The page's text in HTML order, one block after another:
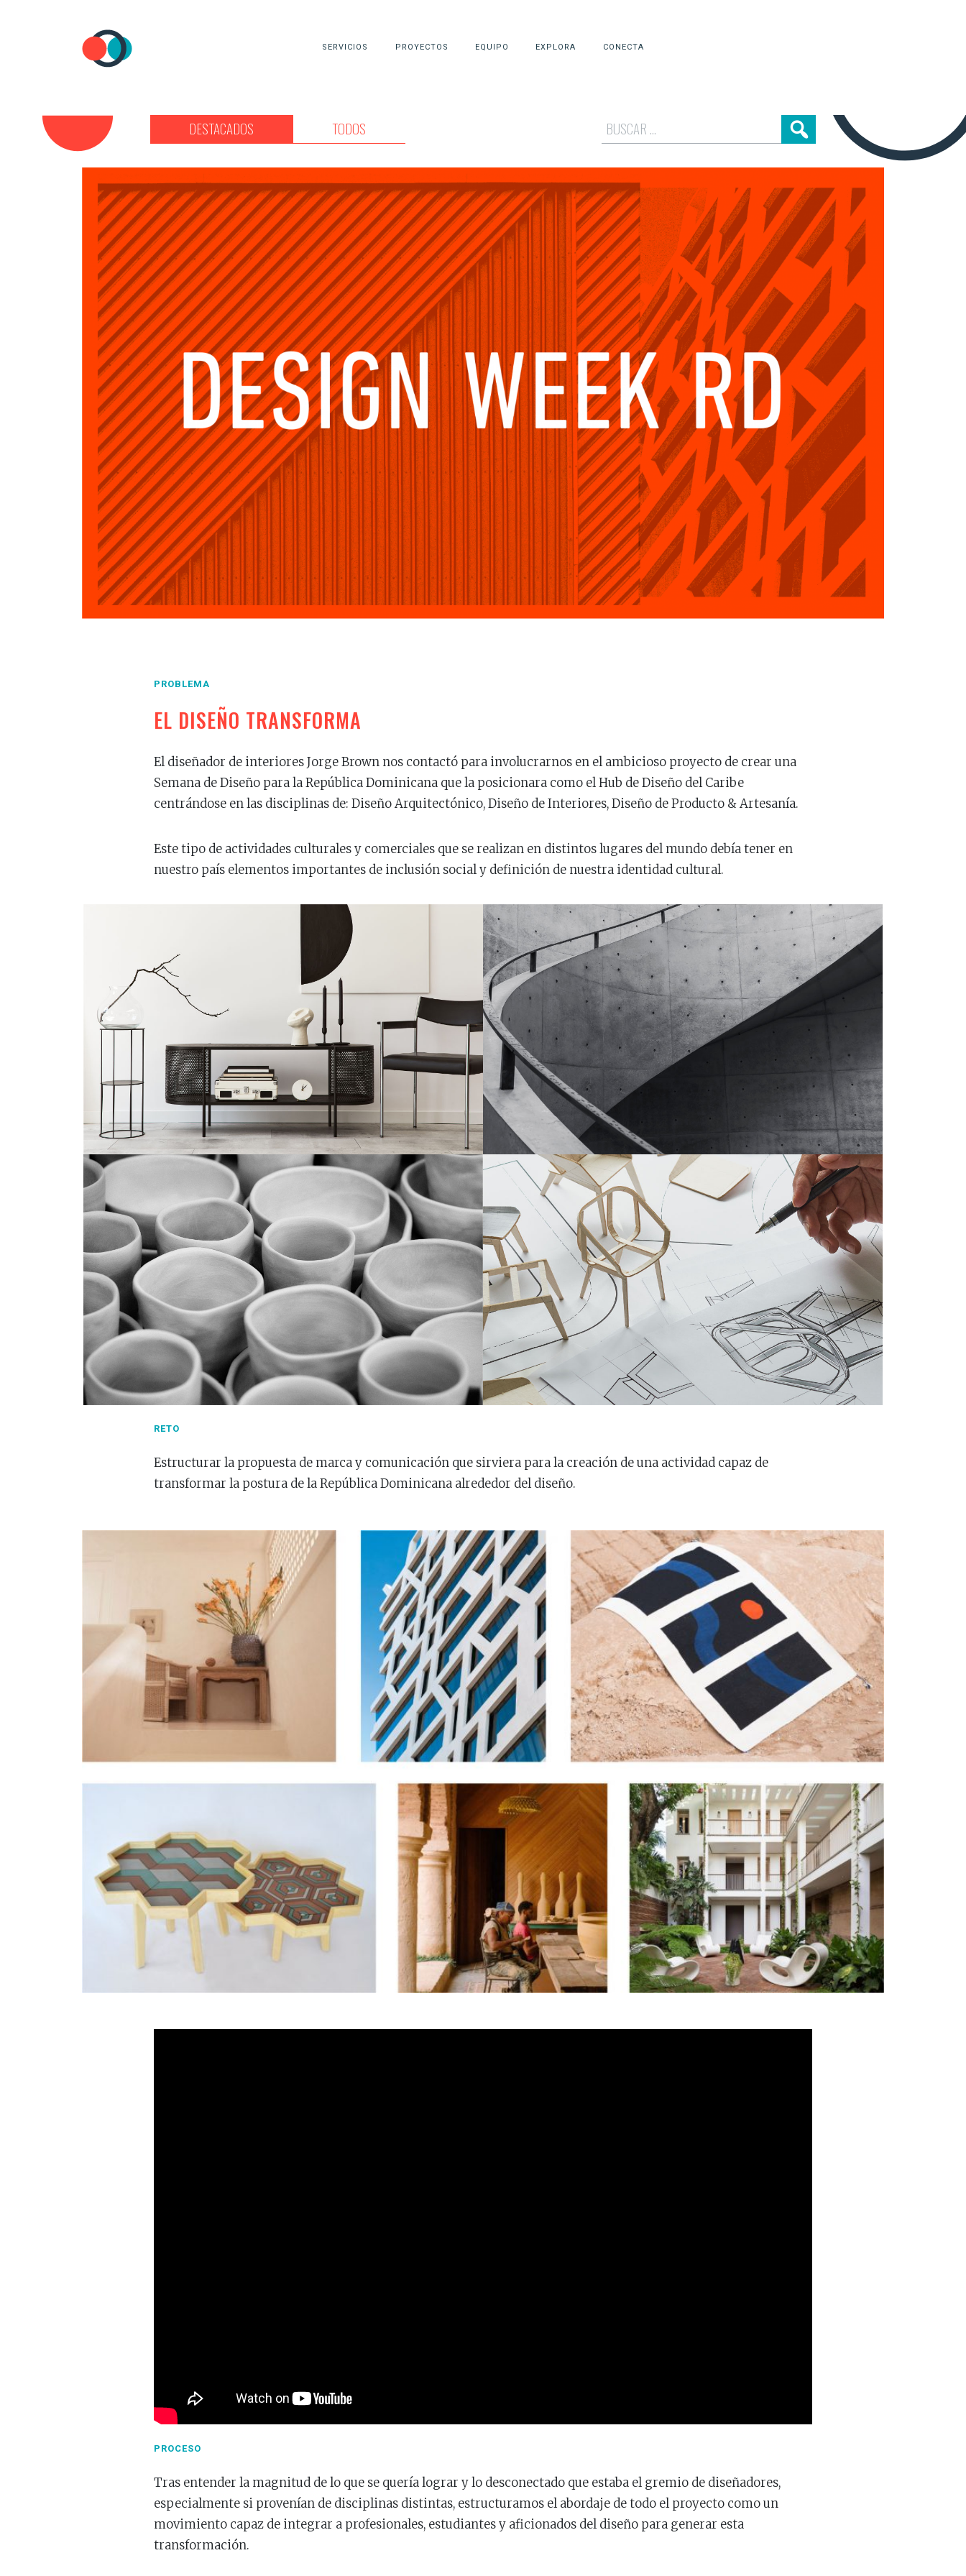
SERVICIOS PROYECTOS EQUIPO EXPLORA CONECTA
DESTACADOS TODOS
PROBLEMA
EL DISEÑO TRANSFORMA
El diseñador de interiores Jorge Brown nos contactó para involucrarnos en el ambicioso proyecto de crear una
Semana de Diseño para la República Dominicana que la posicionara como el Hub de Diseño del Caribe
centrándose en las disciplinas de: Diseño Arquitectónico, Diseño de Interiores, Diseño de Producto & Artesanía.
Este tipo de actividades culturales y comerciales que se realizan en distintos lugares del mundo debía tener en
nuestro país elementos importantes de inclusión social y definición de nuestra identidad cultural.
RETO
Estructurar la propuesta de marca y comunicación que sirviera para la creación de una actividad capaz de
transformar la postura de la República Dominicana alrededor del diseño.
PROCESO
Tras entender la magnitud de lo que se quería lograr y lo desconectado que estaba el gremio de diseñadores,
especialmente si provenían de disciplinas distintas, estructuramos el abordaje de todo el proyecto como un
movimiento capaz de integrar a profesionales, estudiantes y aficionados del diseño para generar esta
transformación.